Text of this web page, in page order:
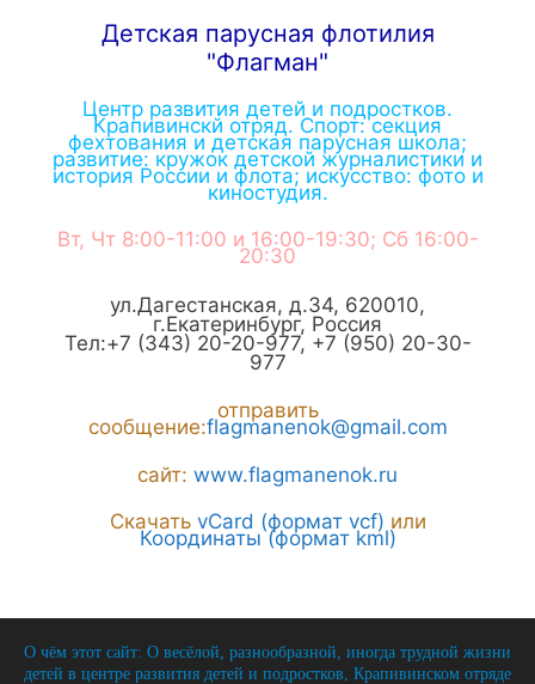
Детская парусная флотилия
"Флагман"
Центр развития детей и подростков.
Крапивинскй отряд. Спорт: секция
фехтования и детская парусная школа;
развитие: кружок детской журналистики и
история России и флота; искусство: фото и
киностудия.
Вт, Чт 8:00-11:00 и 16:00-19:30; Сб 16:00-
20:30
ул.Дагестанская, д.34, 620010,
г.Екатеринбург, Россия
Тел:+7 (343) 20-20-977, +7 (950) 20-30-
977
отправить
сообщение:flagmanenok@gmail.com
сайт: www.flagmanenok.ru
Скачать vCard (формат vcf) или
Координаты (формат kml)
О чём этот сайт: О весёлой, разнообразной, иногда трудной жизни
детей в центре развития детей и подростков, Крапивинском отряде